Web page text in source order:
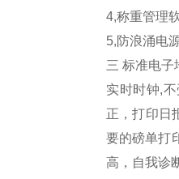
4,称重管理
5,防浪涌电
三 标准电子
实时时钟,
正，打印日
要的磅单打
高，自我诊